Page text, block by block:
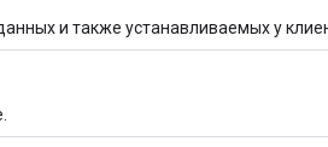
и также устанавливаемых у